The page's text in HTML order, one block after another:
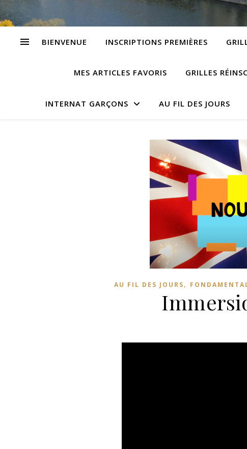
BIENVENUE INSCRIPTIONS PREMIÈRES
MES ARTICLES FAVORIS GRILLES
INTERNAT GARÇONS AU FIL DES JOURS
AU FIL DES JOURS,